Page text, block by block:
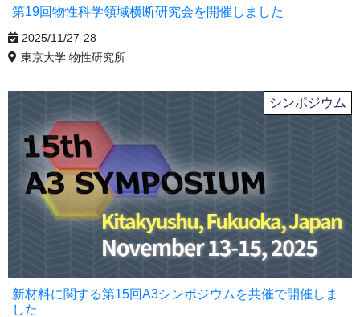
第19回物性科学領域横断研究会を開催しました
2025/11/27-28
東京大学 物性研究所
シンポジウム
新材料に関する第15回A3シンポジウムを共催で開催しま
した